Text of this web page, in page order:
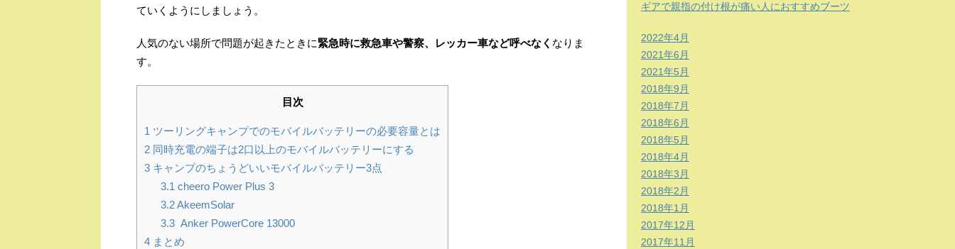
ていくようにしましょう。
人気のない場所で問題が起きたときに緊急時に救急車や警察、レッカー車など呼べなく なりま
す。
目次
1 ツーリングキャンプでのモバイルバッテリーの必要容量とは
2 同時充電の端子は2口以上のモバイルバッテリーにする
3 キャンプのちょうどいいモバイルバッテリー3点
3.1 cheero Power Plus 3
3.2AkeemSolar
3.3Anker PowerCore 13000
4 まとめ
ギアで親指の付け根が痛い人におすすめブーツ
2022年4月
2021年6月
2021年5月
2018年9月
2018年7月
2018年6月
2018年5月
2018年4月
2018年3月
2018年2月
2018年1月
2017年12月
2017年11月